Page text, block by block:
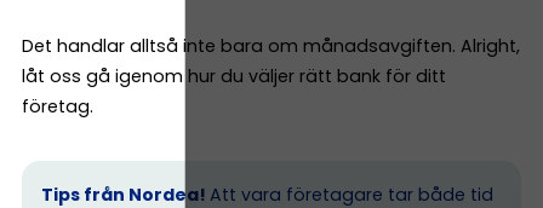
Det handlar alltså inte bara om månadsavgiften. Alright,
låt oss gå igenom hur du väljer rätt bank för ditt
företag.
Tips från Nordea! Att vara företagare tar både tid